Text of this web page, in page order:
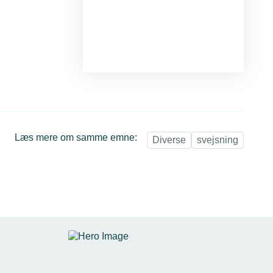
Læs mere om samme emne: Diverse svejsning